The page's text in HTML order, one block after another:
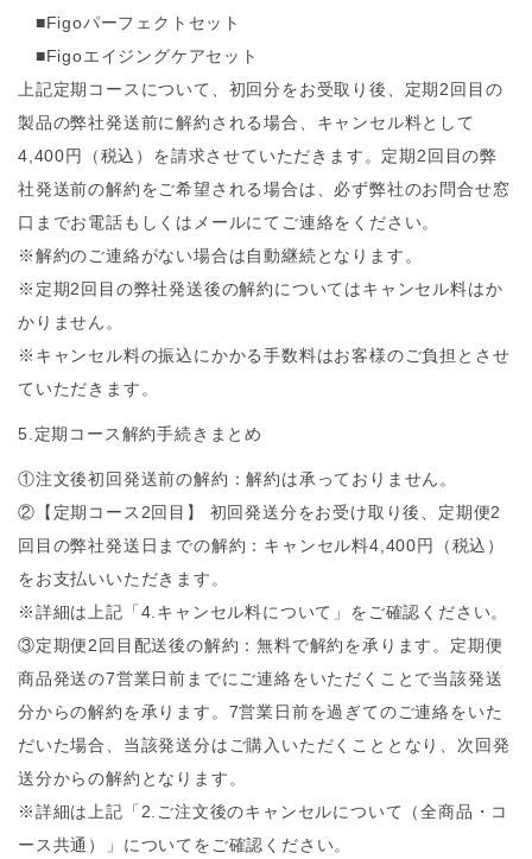
■Figoパーフェクトセット
■Figoエイジングケアセット
上記定期コースについて、初回分をお受取り後、定期2回目の
製品の弊社発送前に解約される場合、キャンセル料として
4,400円（税込）を請求させていただきます。定期2回目の弊
社発送前の解約をご希望される場合は、必ず弊社のお問合せ窓
口までお電話もしくはメールにてご連絡をください。
※解約のご連絡がない場合は自動継続となります。
※定期2回目の弊社発送後の解約についてはキャンセル料はか
かりません。
※キャンセル料の振込にかかる手数料はお客様のご負担とさせ
ていただきます。
5.定期コース解約手続きまとめ
①注文後初回発送前の解約：解約は承っておりません。
②【定期コース2回目】 初回発送分をお受け取り後、定期便2
回目の弊社発送日までの解約：キャンセル料4,400円（税込）
をお支払いいただきます。
※詳細は上記「4.キャンセル料について」をご確認ください。
③定期便2回目配送後の解約：無料で解約を承ります。定期便
商品発送の7営業日前までにご連絡をいただくことで当該発送
分からの解約を承ります。7営業日前を過ぎてのご連絡をいた
だいた場合、当該発送分はご購入いただくこととなり、次回発
送分からの解約となります。
※詳細は上記「2.ご注文後のキャンセルについて（全商品・コ
ース共通）」についてをご確認ください。